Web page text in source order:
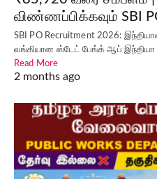
விண்ணப்பிக்கவும் SBI
SBI PO Recruitment 2026:
வங்கியான ஸ்டேட் பேங்க் ஆப்
Read More
2 months ago